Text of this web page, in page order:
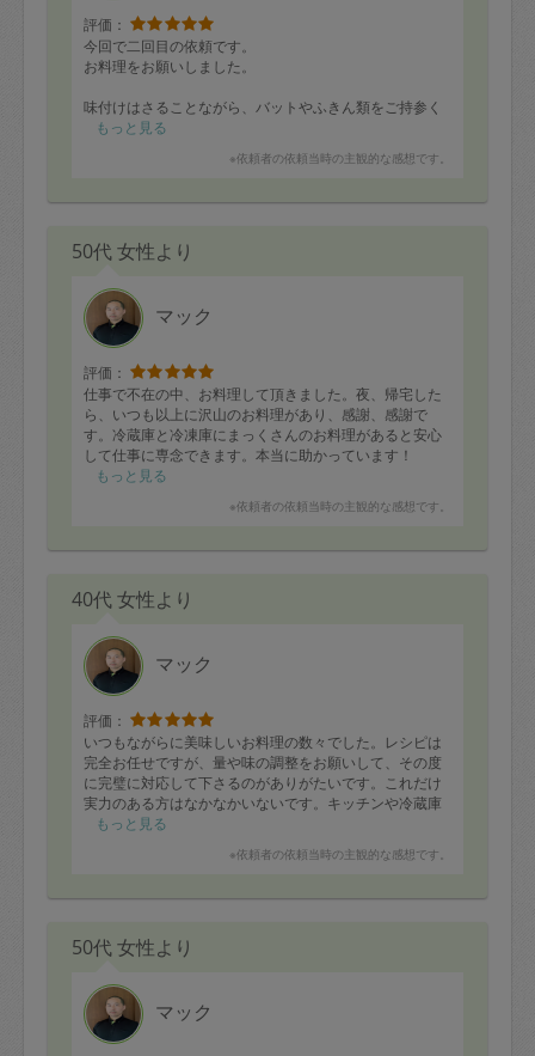
評価：
今回で二回目の依頼です。
お料理をお願いしました。
味付けはさることながら、バットやふきん類をご持参く
ださったり、ゴミの分別などきめの細かい配慮が行き届
もっと見る
※依頼者の依頼当時の主観的な感想です。
50代 女性より
マック
評価：
仕事で不在の中、お料理して頂きました。夜、帰宅した
ら、いつも以上に沢山のお料理があり、感謝、感謝で
す。冷蔵庫と冷凍庫にまっくさんのお料理があると安心
して仕事に専念できます。本当に助かっています！
もっと見る
※依頼者の依頼当時の主観的な感想です。
40代 女性より
マック
評価：
いつもながらに美味しいお料理の数々でした。レシピは
完全お任せですが、量や味の調整をお願いして、その度
に完璧に対応して下さるのがありがたいです。これだけ
実力のある方はなかなかいないです。キッチンや冷蔵庫
内もキレイになっておりました。
ありがとうございます！
もっと見る
※依頼者の依頼当時の主観的な感想です。
50代 女性より
マック